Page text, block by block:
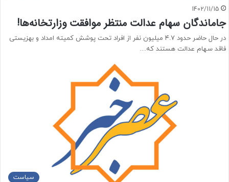
1402/11/15
جاماندگان سهام عدالت منتظر موافقت وزارتخانه‌ها!
در حال حاضر حدود ۴.۷ میلیون نفر از افراد تحت پوشش کمیته امداد و بهزیستی
فاقد سهام عدالت هستند که…
سیاست